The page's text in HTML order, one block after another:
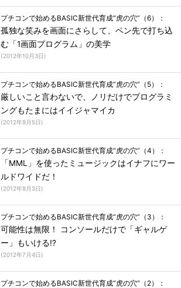
プチコンで始めるBASIC新世代育成“虎の穴”（6）：
孤独な笑みを画面にさらして、ペン先で打ち込
む「1画面プログラム」の美学
(2012年10月3日)
プチコンで始めるBASIC新世代育成“虎の穴”（5）：
厳しいこと言わないで、ノリだけでプログラミ
ングもたまにはイイジャマイカ
(2012年9月5日)
プチコンで始めるBASIC新世代育成“虎の穴”（4）：
「MML」を使ったミュージックはイナフにワー
ルドワイドだ！
(2012年8月3日)
プチコンで始めるBASIC新世代育成“虎の穴”（3）：
可能性は無限！ コンソールだけで「ギャルゲ
ー」もいける!?
(2012年7月4日)
プチコンで始めるBASIC新世代育成“虎の穴”（2）：